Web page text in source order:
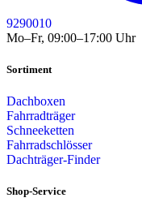
9290010
Mo–Fr, 09:00–17:00 Uhr
Sortiment
Dachboxen
Fahrradträger
Schneeketten
Fahrradschlösser
Dachträger-Finder
Shop-Service